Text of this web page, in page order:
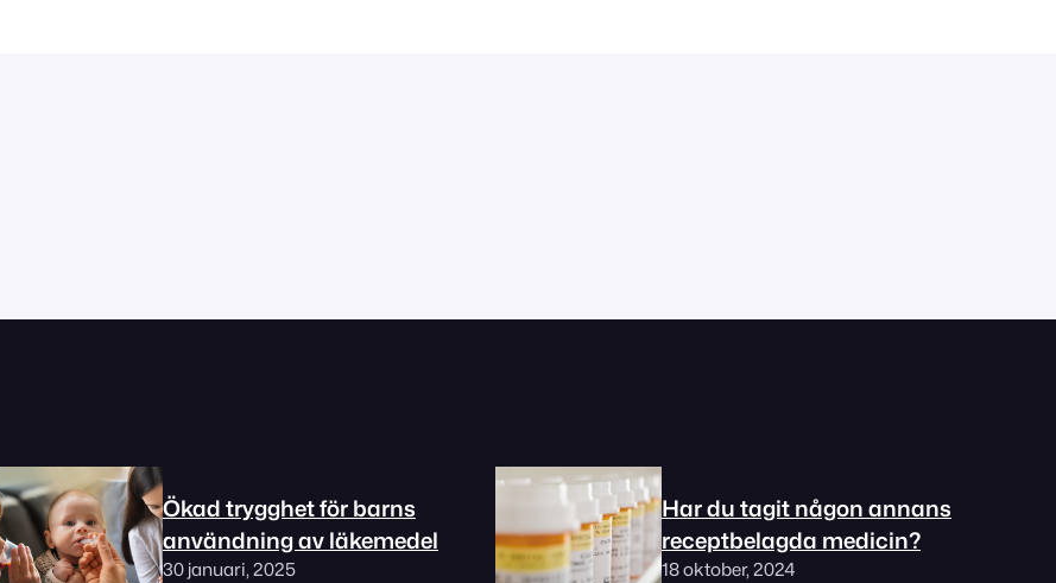
Ökad trygghet för barns
användning av läkemedel
30 januari, 2025
Har du tagit någon annans
receptbelagda medicin?
18 oktober, 2024